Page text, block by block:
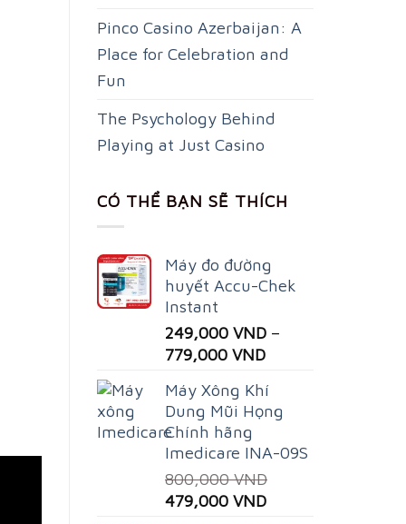
Pinco Casino Azerbaijan: A
Place for Celebration and
Fun
The Psychology Behind
Playing at Just Casino
CÓ THỂ BẠN SẼ THÍCH
Máy đo đường
huyết Accu-Chek
Instant
249,000 VND –
779,000 VND
Máy Xông Khí
Dung Mũi Họng
Chính hãng
Imedicare INA-09S
800,000VND
Original
479,000 VNDCurrent